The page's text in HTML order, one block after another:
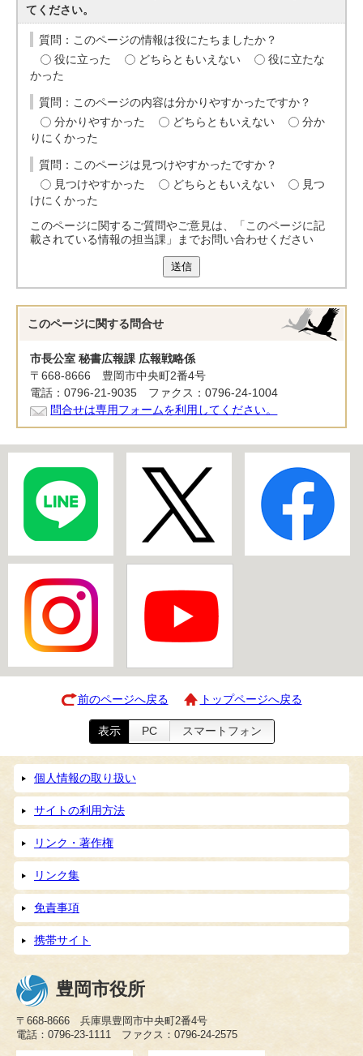
てください。
質問：このページの情報は役にたちましたか？
役に立った
どちらともいえない
役に立たな
かった
質問：このページの内容は分かりやすかったですか？
分かりやすかった
どちらともいえない
分か
りにくかった
質問：このページは見つけやすかったですか？
見つけやすかった
どちらともいえない
見つ
けにくかった
このページに関するご質問やご意見は、「このページに記
載されている情報の担当課」までお問い合わせください
送信
このページに関する 問合せ
市長公室 秘書広報課 広報戦略係
〒668-8666 豊岡市中央町2番4号
電話：0796-21-9035 ファクス：0796-24-1004
問合せは専用フォームを利用してください。
前のページへ戻る トップページへ戻る
表示 PC スマートフォン
個人情報の取り扱い
サイトの利用方法
リンク・著作権
リンク集
免責事項
携帯サイト
豊岡市役所
〒668-8666 兵庫県豊岡市中央町2番4号
電話：0796-23-1111 ファクス：0796-24-2575